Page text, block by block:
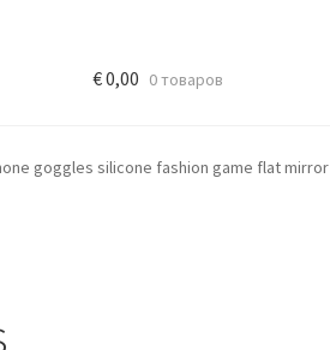
€0,00 0 товаров
goggles silicone fashion game flat mirror